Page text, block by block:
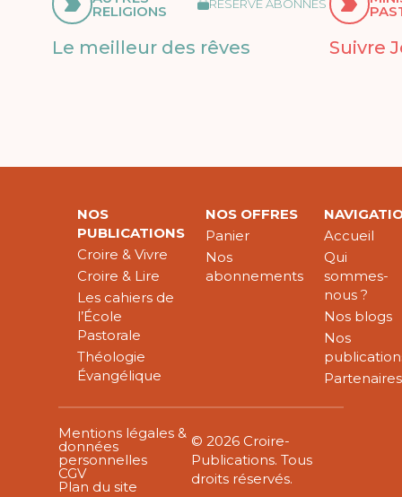
RELIGIONS RÉSERVÉ ABONNÉS
Le meilleur des rêves Suivre
NOS
PUBLICATIONS
Croire & Vivre
Croire & Lire
Les cahiers de
l’École
Pastorale
Théologie
Évangélique
NOS OFFRES
Panier
Nos
abonnements
Accueil
Qui
sommes-
nous ?
Nos blogs
Nos
Partenaires
Mentions légales &
données
personnelles
CGV
Plan du site
© 2026 Croire-
Publications. Tous
droits réservés.